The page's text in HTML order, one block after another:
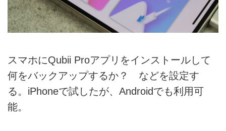
スマホにQubii Proアプリをインストールして
何をバックアップするか？ などを設定す
る。iPhoneで試したが、Androidでも利用可
能。